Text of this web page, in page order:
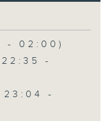
- 02:00)
22:35 -
23:04 -